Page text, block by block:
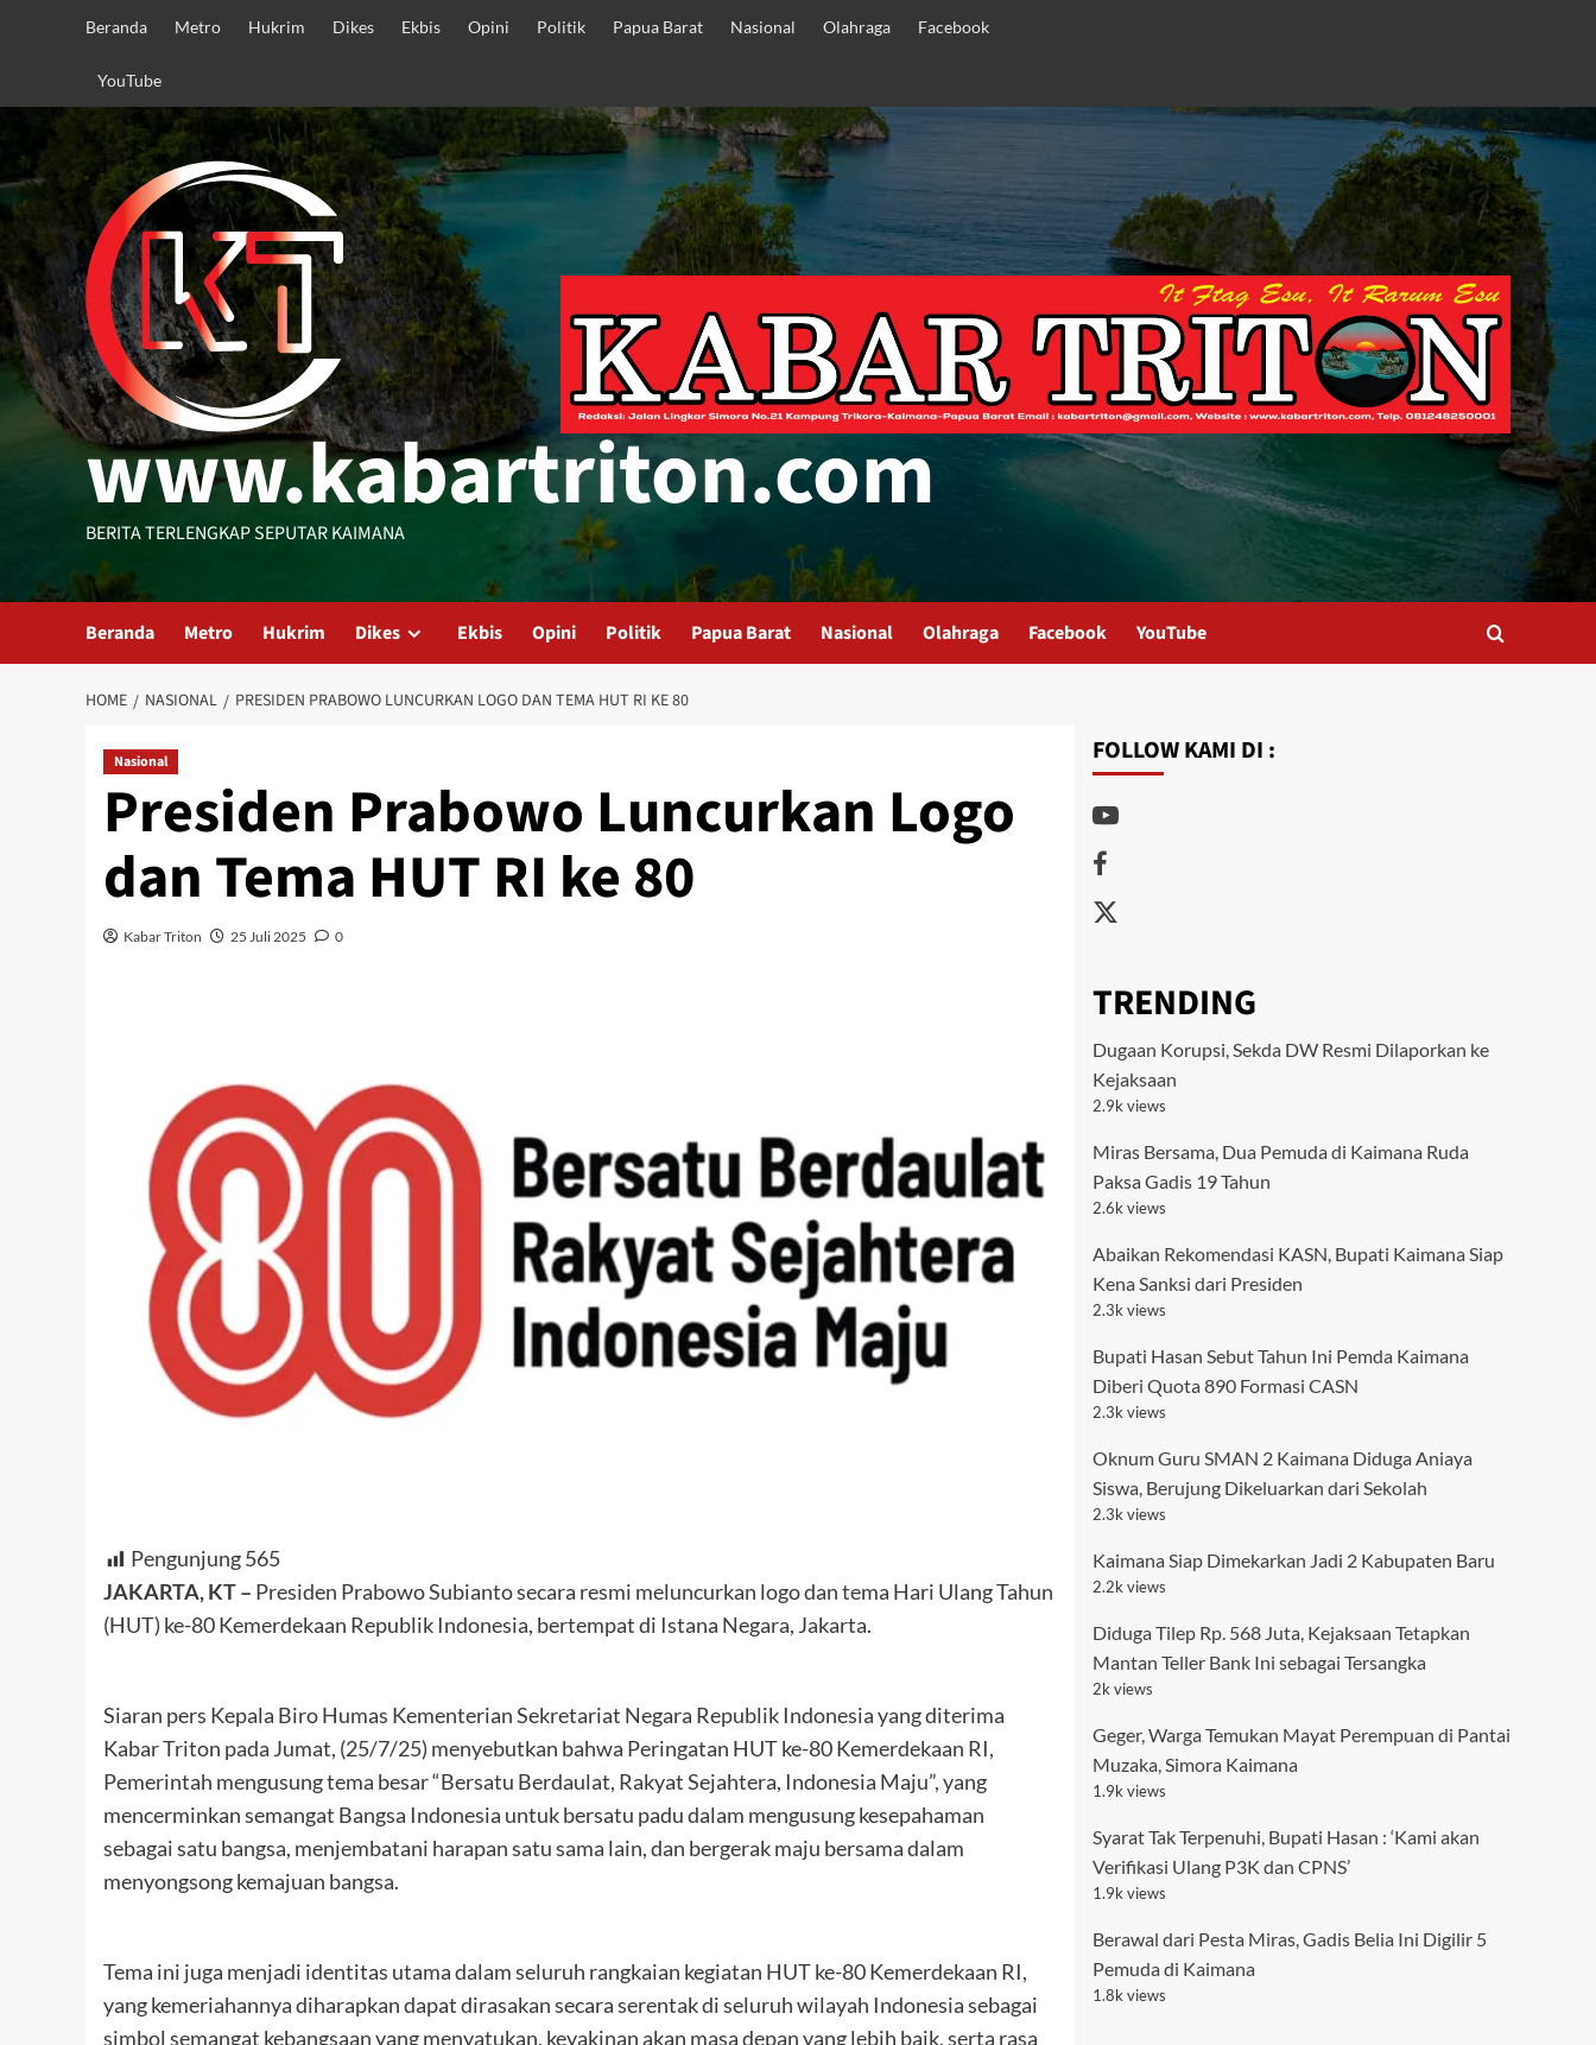
Beranda Metro Hukrim Dikes Ekbis Opini Politik Papua Barat Nasional Olahraga Facebook
YouTube
www.kabartriton.com
BERITA TERLENGKAP SEPUTAR KAIMANA
Beranda Metro Hukrim Dikes Ekbis Opini Politik Papua Barat Nasional Olahraga Facebook YouTube
HOME NASIONAL PRESIDEN PRABOWO LUNCURKAN LOGO DAN TEMA HUT RI KE 80
Nasional
Presiden Prabowo Luncurkan Logo
dan Tema HUT RI ke 80
Kabar Triton 25 Juli 2025 0
Pengunjung565
JAKARTA, KT – Presiden Prabowo Subianto secara resmi meluncurkan logo dan tema Hari Ulang Tahun
(HUT) ke-80 Kemerdekaan Republik Indonesia, bertempat di Istana Negara, Jakarta.
Siaran pers Kepala Biro Humas Kementerian Sekretariat Negara Republik Indonesia yang diterima
Kabar Triton pada Jumat, (25/7/25) menyebutkan bahwa Peringatan HUT ke-80 Kemerdekaan RI,
Pemerintah mengusung tema besar “Bersatu Berdaulat, Rakyat Sejahtera, Indonesia Maju”, yang
mencerminkan semangat Bangsa Indonesia untuk bersatu padu dalam mengusung kesepahaman
sebagai satu bangsa, menjembatani harapan satu sama lain, dan bergerak maju bersama dalam
menyongsong kemajuan bangsa.
Tema ini juga menjadi identitas utama dalam seluruh rangkaian kegiatan HUT ke-80 Kemerdekaan RI,
yang kemeriahannya diharapkan dapat dirasakan secara serentak di seluruh wilayah Indonesia sebagai
simbol semangat kebangsaan yang menyatukan, keyakinan akan masa depan yang lebih baik, serta rasa
FOLLOW KAMI DI :
Youtube
Facebook
Twitter
TRENDING
Dugaan Korupsi, Sekda DW Resmi Dilaporkan ke
Kejaksaan
2.9k views
Miras Bersama, Dua Pemuda di Kaimana Ruda
Paksa Gadis 19 Tahun
2.6k views
Abaikan Rekomendasi KASN, Bupati Kaimana Siap
Kena Sanksi dari Presiden
2.3k views
Bupati Hasan Sebut Tahun Ini Pemda Kaimana
Diberi Quota 890 Formasi CASN
2.3k views
Oknum Guru SMAN 2 Kaimana Diduga Aniaya
Siswa, Berujung Dikeluarkan dari Sekolah
2.3k views
Kaimana Siap Dimekarkan Jadi 2 Kabupaten Baru
2.2k views
Diduga Tilep Rp. 568 Juta, Kejaksaan Tetapkan
Mantan Teller Bank Ini sebagai Tersangka
2k views
Geger, Warga Temukan Mayat Perempuan di Pantai
Muzaka, Simora Kaimana
1.9k views
Syarat Tak Terpenuhi, Bupati Hasan : ‘Kami akan
Verifikasi Ulang P3K dan CPNS’
1.9k views
Berawal dari Pesta Miras, Gadis Belia Ini Digilir 5
Pemuda di Kaimana
1.8k views